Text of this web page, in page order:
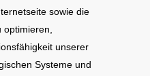
sowie die
unserer
Systeme und